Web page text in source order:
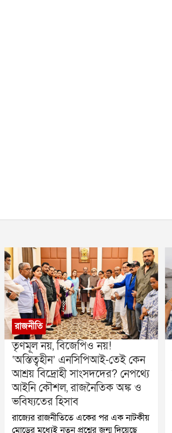
রাজনীতি
তৃণমূল নয়, বিজেপিও নয়!
‘অস্তিত্বহীন’ এনসিপিআই-তেই কেন
আশ্রয় বিদ্রোহী সাংসদদের? নেপথ্যে
আইনি কৌশল, রাজনৈতিক অঙ্ক ও
ভবিষ্যতের হিসাব
রাজ্যের রাজনীতিতে একের পর এক নাটকীয়
মোড়ের মধ্যেই নতুন প্রশ্নের জন্ম দিয়েছে